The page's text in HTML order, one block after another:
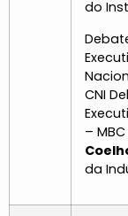
do
CNI
–
da